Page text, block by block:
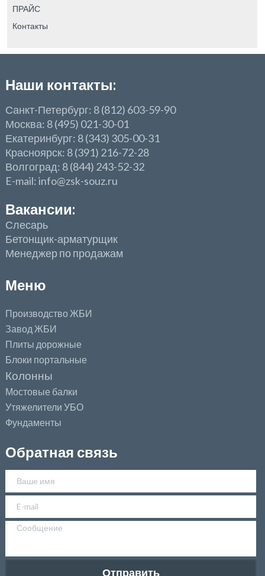
ПРАЙС
Контакты
Наши контакты:
Санкт-Петербург: 8 (812) 603-59-90
Москва: 8 (495) 021-30-01
Екатеринбург: 8 (343) 305-00-31
Красноярск: 8 (391) 216-72-28
Волгоград: 8 (844) 243-52-32
E-mail: info@zsk-souz.ru
Вакансии:
Слесарь
Бетонщик-арматурщик
Менеджер по продажам
Меню
Производство ЖБИ
Завод ЖБИ
Плиты дорожные
Блоки портальные
Колонны
Мостовые балки
Утяжелители УБО
Фундаменты
Обратная связь